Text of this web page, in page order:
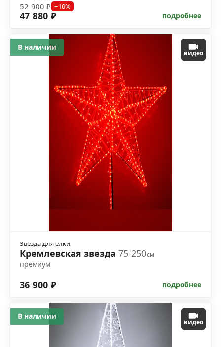
52 900 ₽ −10%
47 880 ₽ подробнее
видео
Звезда для ёлки
Кремлевская звезда 75-250см
премиум
36 900 ₽ подробнее
В наличии
видео
В наличии